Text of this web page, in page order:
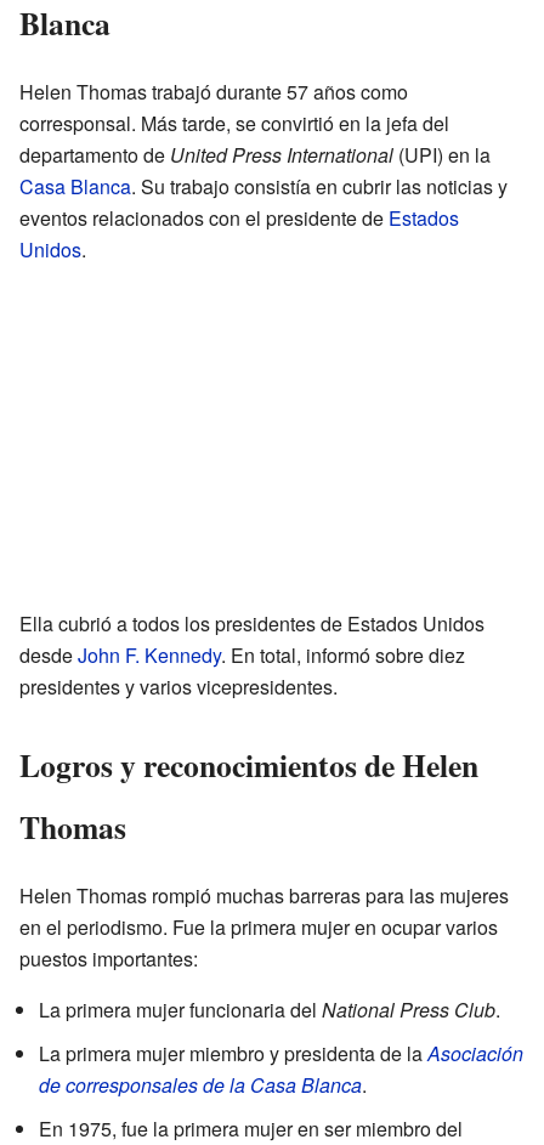
Blanca
Helen Thomas trabajó durante 57 años como
corresponsal. Más tarde, se convirtió en la jefa del
departamento de United Press International (UPI) en la
Casa Blanca. Su trabajo consistía en cubrir las noticias y
eventos relacionados con el presidente de Estados
Unidos.
Ella cubrió a todos los presidentes de Estados Unidos
desdeJohn F. Kennedy. En total, informó sobre diez
presidentes y varios vicepresidentes.
Logros y reconocimientos de Helen
Thomas
Helen Thomas rompió muchas barreras para las mujeres
en el periodismo. Fue la primera mujer en ocupar varios
puestos importantes:
La primera mujer funcionaria del National Press Club.
La primera mujer miembro y presidenta de laAsociación
de corresponsales de la Casa Blanca.
En 1975, fue la primera mujer en ser miembro del